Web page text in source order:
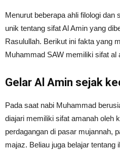
Menurut beberapa ahli filologi dan
unik tentang sifat Al Amin yang
Rasulullah. Berikut ini fakta yang
Muhammad SAW memiliki sifat al
Gelar Al Amin sejak
Pada saat nabi Muhammad
diajari memiliki sifat amanah oleh
perdagangan di pasar mujannah,
majaz. Beliau juga belajar tentang